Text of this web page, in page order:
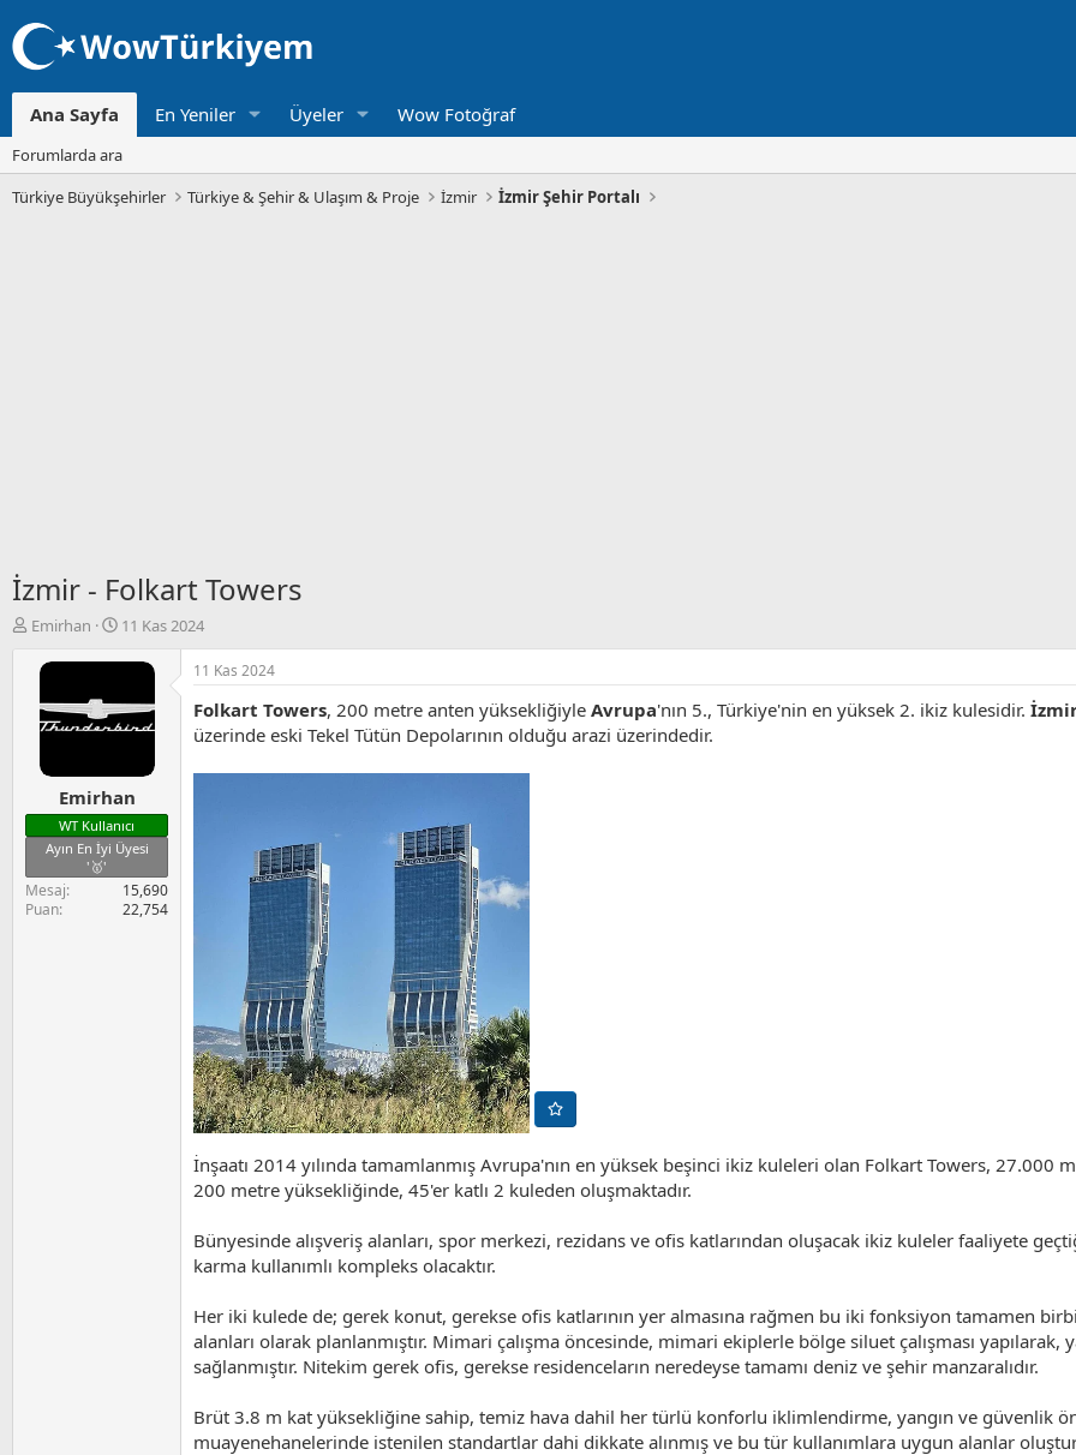
Ana Sayfa En Yeniler Üyeler Wow Fotoğraf
Forumlarda ara
Türkiye Büyükşehirler
Türkiye & Şehir & Ulaşım & Proje İzmir İzmir Şehir Portalı
İzmir - Folkart Towers
K
l
a
a
n
Emirhan
B
ş
a
n
ı
ç
t
a
r
i
h
11 Kas 2024
Emirhan
WT Kullanıcı
Ayın En İyi Üyesi
'🥇'
Mesaj
15,690
Puan
22,754
11 Kas 2024
Folkart Towers, 200 metre anten yüksekliğiyle Avrupa'nın 5., Türkiye'nin en yüksek 2. ikiz kulesidir.
üzerinde eski Tekel Tütün Depolarının olduğu arazi üzerindedir.
İnşaatı 2014 yılında tamamlanmış Avrupa'nın en yüksek beşinci ikiz kuleleri olan Folkart Towers, 27.000
200 metre yüksekliğinde, 45'er katlı 2 kuleden oluşmaktadır.
Bünyesinde alışveriş alanları, spor merkezi, rezidans ve ofis katlarından oluşacak ikiz kuleler faaliyete
karma kullanımlı kompleks olacaktır.
Her iki kulede de; gerek konut, gerekse ofis katlarının yer almasına rağmen bu iki fonksiyon tamamen
alanları olarak planlanmıştır. Mimari çalışma öncesinde, mimari ekiplerle bölge siluet çalışması yapılarak,
sağlanmıştır. Nitekim gerek ofis, gerekse residenceların neredeyse tamamı deniz ve şehir manzaralıdır.
Brüt 3.8 m kat yüksekliğine sahip, temiz hava dahil her türlü konforlu iklimlendirme, yangın ve güvenlik
muayenehanelerinde istenilen standartlar dahi dikkate alınmış ve bu tür kullanımlara uygun alanlar